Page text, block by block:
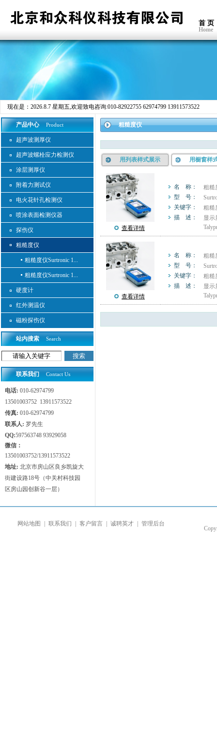
首 页
Home
现在是： 2026.8.7 星期五,欢迎致电咨询:010-82922755 62974799 13911573522
产品中心 Product
超声波测厚仪
超声波螺栓应力检测仪
涂层测厚仪
附着力测试仪
电火花针孔检测仪
喷涂表面检测仪器
探伤仪
粗糙度仪
粗糙度仪Surtronic 1...
粗糙度仪Surtronic 1...
硬度计
红外测温仪
磁粉探伤仪
站内搜索 Search
联系我们 Contact Us
电话: 010-62974799
13501003752 13911573522
传真: 010-62974799
联系人: 罗先生
QQ:597563748 93929058
微信：
13501003752/13911573522
地址: 北京市房山区良乡凯旋大
街建设路18号（中关村科技园
区房山园创新谷一层）
粗糙度仪
用列表样式展示 用橱窗样
查看详情
名 称：
粗糙
型 号：
关键字：
粗糙
描 述：
显示
查看详情
名 称：
粗糙
型 号：
关键字：
粗糙
描 述：
显示
网站地图 联系我们 客户留言 诚聘英才 管理后台